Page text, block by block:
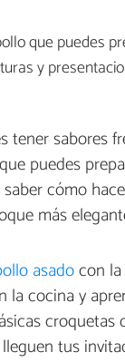
que puedes
y
tener sabores
puedes
cómo
más
asadocon la
la cocina y
croquetas
tus